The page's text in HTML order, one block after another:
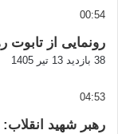
00:54
رونمایی از تابوت
38 بازدید 13 تیر 1405
04:53
رهبر شهید